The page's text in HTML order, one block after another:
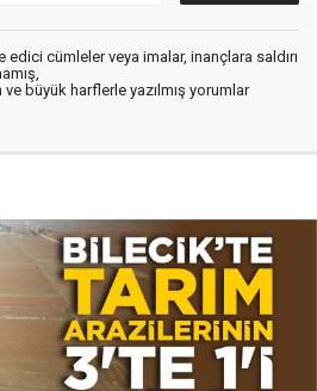
edici cümleler veya imalar, inançlara saldırı
büyük harflerle yazılmış yorumlar